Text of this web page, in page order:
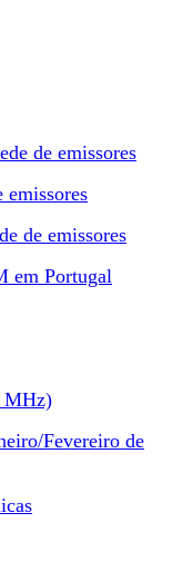
de emissores
emissores
de emissores
em Portugal
MHz)
Fevereiro de